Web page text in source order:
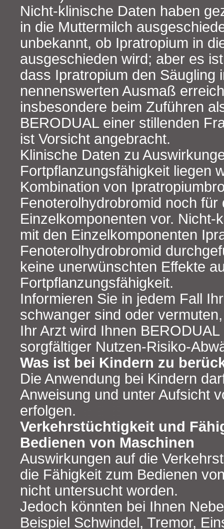
Nicht-klinische Daten haben
in die Muttermilch
unbekannt, ob Ipratropium in
ausgeschieden wird; aber es
dass Ipratropium den Säugling
nennenswerten Ausmaß
insbesondere beim Zuführen
BERODUAL einer stillenden
ist Vorsicht angebracht.
Klinische Daten zu
Fortpflanzungsfähigkeit liegen
Kombination von
Fenoterolhydrobromid noch für
Einzelkomponenten vor. Nicht-
mit den Einzelkomponenten
Fenoterolhydrobromid
keine unerwünschten Effekte
Fortpflanzungsfähigkeit.
Informieren Sie in jedem Fall
schwanger sind oder
Ihr Arzt wird Ihnen
sorgfältiger Nutzen-Risiko-
Was ist bei Kindern zu
Die Anwendung bei Kindern
Anweisung und unter Aufsicht
erfolgen.
Verkehrstüchtigkeit und
Bedienen von Maschinen
Auswirkungen auf die
die Fähigkeit zum Bedienen
nicht untersucht worden.
Jedoch könnten bei Ihnen
Beispiel Schwindel, Tremor,